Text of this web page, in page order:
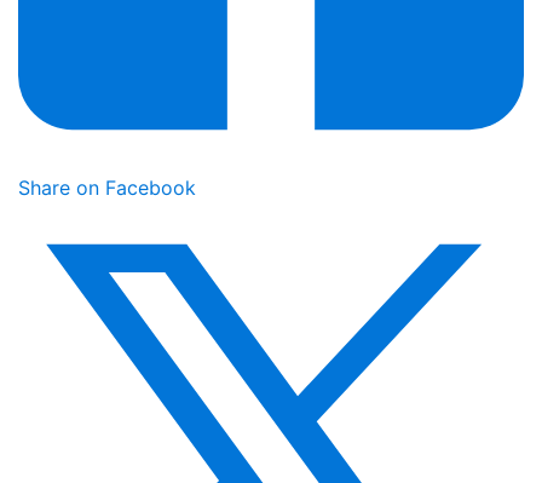
Share on Facebook